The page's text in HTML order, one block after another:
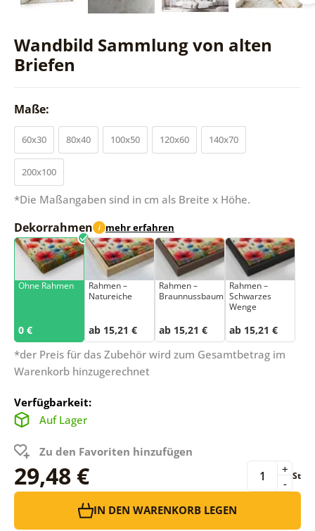
Wandbild Sammlung von alten
Briefen
Maße:
60x30 80x40 100x50 120x60 140x70
200x100
*Die Maßangaben sind in cm als Breite x Höhe.
Dekorrahmen i mehr erfahren
Ohne Rahmen
0 €
Rahmen –
Natureiche
ab 15,21 €
Rahmen –
Braunnussbaum
ab 15,21 €
Rahmen –
Schwarzes
Wenge
ab 15,21 €
*der Preis für das Zubehör wird zum Gesamtbetrag im
Warenkorb hinzugerechnet
Verfügbarkeit:
Auf Lager
Zu den Favoriten hinzufügen
29,48 € -
+ St
IN DEN WARENKORB LEGEN